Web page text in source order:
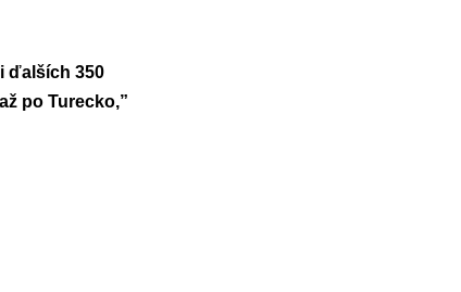
ďalších 350
po Turecko,”